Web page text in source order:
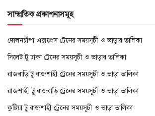
সাম্প্রতিক প্রকাশনাসমূহ
দোলনচাঁপা এক্সপ্রেস ট্রেনের সময়সূচী ও ভাড়ার তালিকা
সিলেট টু ঢাকা ট্রেনের সময়সূচী ও ভাড়ার তালিকা
রাজবাড়ি টু রাজশাহী ট্রেনের সময়সূচী ও ভাড়া তালিকা
রাজশাহী টু রাজবাড়ি ট্রেনের সময়সূচী ও ভাড়া তালিকা
কুষ্টিয়া টু রাজশাহী ট্রেনের সময়সূচী ও ভাড়া তালিকা